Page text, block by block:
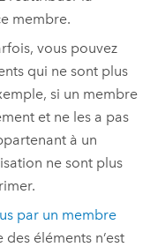
membre.
vous pouvez
qui ne sont plus
si un membre
et ne les a pas
à un
ne sont plus
par un membre
éléments n’est